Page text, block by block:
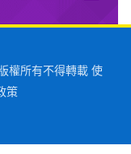
權所有不得轉載 使
策